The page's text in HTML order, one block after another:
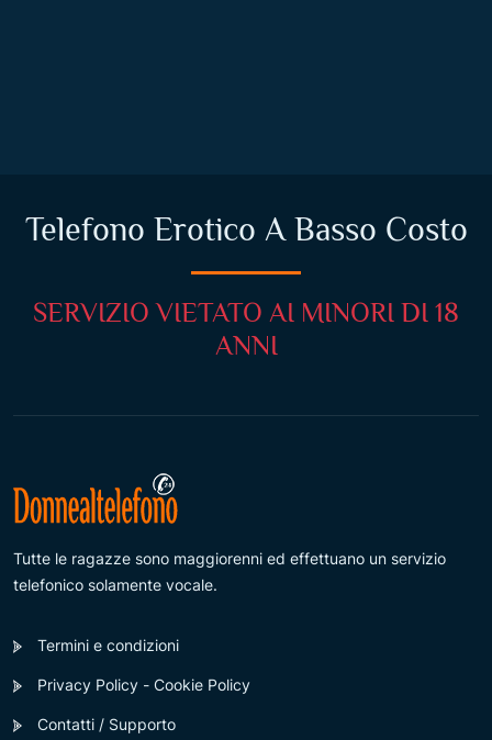
Telefono Erotico A Basso Costo
SERVIZIO VIETATO AI MINORI DI 18
ANNI
Tutte le ragazze sono maggiorenni ed effettuano un servizio
telefonico solamente vocale.
Termini e condizioni
Privacy Policy - Cookie Policy
Contatti / Supporto